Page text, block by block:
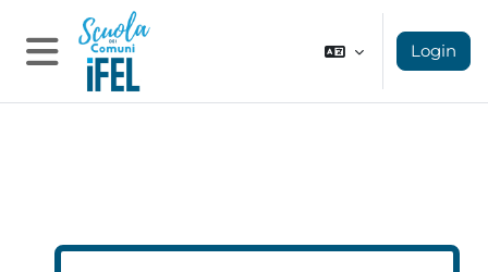
Vai al contenuto principale
Pannello laterale
Login